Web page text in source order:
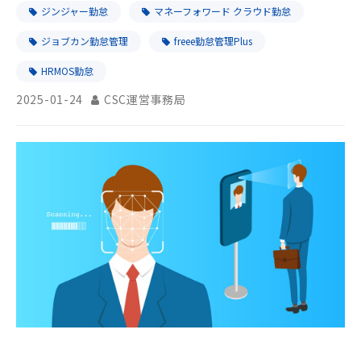
ジンジャー勤怠 マネーフォワード クラウド勤怠
ジョブカン勤怠管理 freee勤怠管理Plus
HRMOS勤怠
2025-01-24 CSC運営事務局